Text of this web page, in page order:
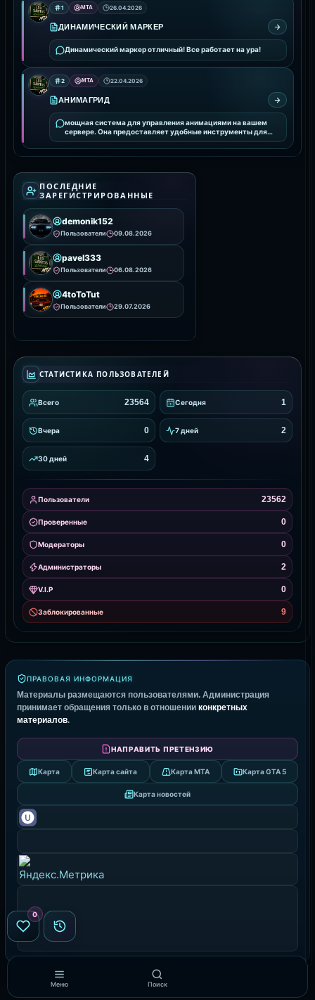
1 MTA 26.04.2026
ДИНАМИЧЕСКИЙ МАРКЕР
Динамический маркер отличный! Все работает на ура!
2 MTA 22.04.2026
АНИМАГРИД
мощная система для управления анимациями на вашем
сервере. Она предоставляет удобные инструменты для
интеграции и настройки анимаций, улучшая визуальное
ПОСЛЕДНИЕ
ЗАРЕГИСТРИРОВАННЫЕ
demonik152
Пользователи 09.08.2026
pavel333
Пользователи 06.08.2026
4toToTut
Пользователи 29.07.2026
СТАТИСТИКА ПОЛЬЗОВАТЕЛЕЙ
Всего 23564 Сегодня 1
Вчера 0 7 дней 2
30 дней 4
Пользователи 23562
Проверенные 0
Модераторы 0
Администраторы 2
V.I.P 0
Заблокированные 9
ПРАВОВАЯ ИНФОРМАЦИЯ
Материалы размещаются пользователями. Администрация
принимает обращения только в отношении конкретных
материалов.
НАПРАВИТЬ ПРЕТЕНЗИЮ
Карта Карта сайта Карта MTA Карта GTA 5
Карта новостей
Меню Поиск
0